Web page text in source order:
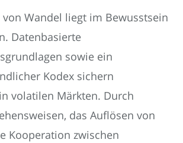
Wandel liegt im Bewusstsein
Datenbasierte
sowie ein
Kodex sichern
volatilen Märkten. Durch
das Auflösen von
Kooperation zwischen